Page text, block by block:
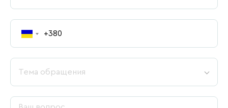
Тема обращения